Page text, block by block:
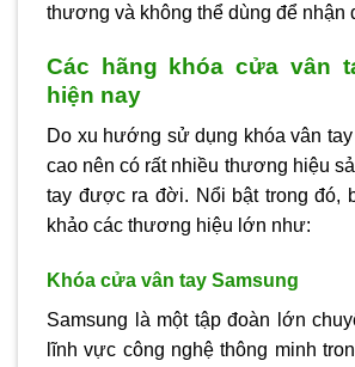
thương và không thể dùng để nhận
Các hãng khóa cửa vân
hiện nay
Do xu hướng sử dụng khóa vân
cao nên có rất nhiều thương hiệu
tay được ra đời. Nổi bật trong đó,
khảo các thương hiệu lớn như:
Khóa cửa vân tay Samsung
Samsung là một tập đoàn lớn
lĩnh vực công nghệ thông minh